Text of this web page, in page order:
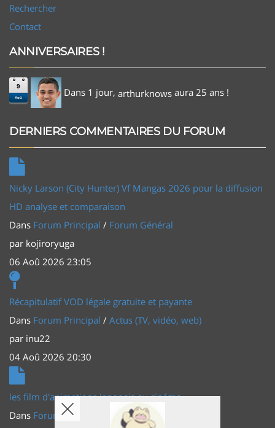
Rechercher
Contact
ANNIVERSAIRES !
9
Aoû Dans 1 jour, arthurknows aura 25 ans !
DERNIERS COMMENTAIRES DU FORUM
Nicky Larson (City Hunter) Vf Mangas 2026 pour la diffusion
HD analyse et comparaison
Dans Forum Principal / Forum Général
par kojiroryuga
06 Aoû 2026 23:05
Récapitulatif VOD légale gratuite et payante
Dans Forum Principal / Actus (TV, vidéo, web)
par inu22
04 Aoû 2026 20:30
les film d'animations Japonais au cinéma
Dans Forum Principal
Actus (TV, vidéo, web)